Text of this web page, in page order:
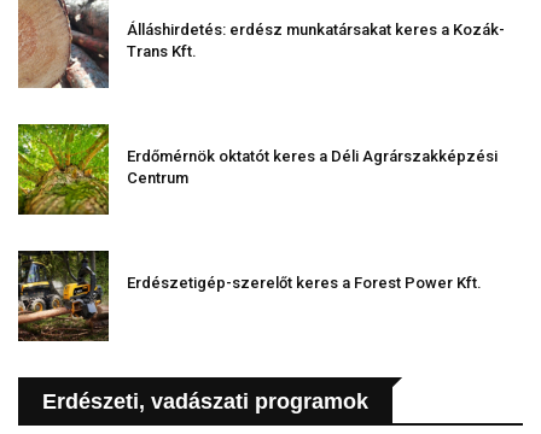
Álláshirdetés: erdész munkatársakat keres a Kozák-
Trans Kft.
Erdőmérnök oktatót keres a Déli Agrárszakképzési
Centrum
Erdészetigép-szerelőt keres a Forest Power Kft.
Erdészeti, vadászati programok